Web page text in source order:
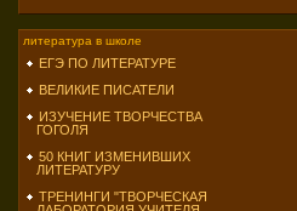
литература в школе
ЕГЭ ПО ЛИТЕРАТУРЕ
ВЕЛИКИЕ ПИСАТЕЛИ
ИЗУЧЕНИЕ ТВОРЧЕСТВА
ГОГОЛЯ
50 КНИГ ИЗМЕНИВШИХ
ЛИТЕРАТУРУ
ТРЕНИНГИ "ТВОРЧЕСКАЯ